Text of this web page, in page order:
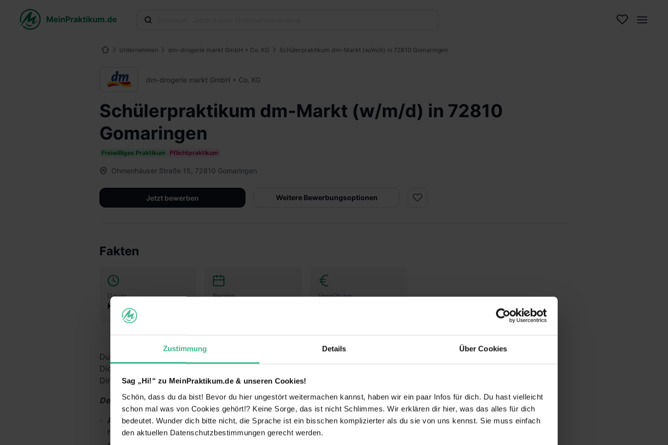
Zustimmung Details Über Cookies
Sag „Hi!“ zu MeinPraktikum.de & unseren Cookies!
Schön, dass du da bist! Bevor du hier ungestört weitermachen kannst, haben wir ein paar Infos für dich. Du hast vielleicht
schon mal was von Cookies gehört!? Keine Sorge, das ist nicht Schlimmes. Wir erklären dir hier, was das alles für dich
bedeutet. Wunder dich bitte nicht, die Sprache ist ein bisschen komplizierter als du sie von uns kennst. Sie muss einfach
den aktuellen Datenschutzbestimmungen gerecht werden.
Unternehmen dm-drogerie markt GmbH + Co. KG Schülerpraktikum dm-Markt (w/m/d) in 72810 Gomaringen
dm-drogerie markt GmbH + Co. KG
Schülerpraktikum dm-Markt (w/m/d) in 72810
Gomaringen
Freiwilliges Praktikum Pflichtpraktikum
Ohmenhäuser Straße 15, 72810 Gomaringen
Jetzt bewerben Weitere Bewerbungsoptionen
Fakten
Dauer
Keine Angabe
Beginn Vergütung
Du überlegst, ob der Beruf des Drogisten oder ein duales Studium BWL-Handel für
Dich das Richtige ist? Dann schnuppere in den Drogerie-Alltag hinein und mach
Dir Dein eigenes Bild – mit Deinem Schülerpraktikum (w/m/d) im dm-Markt.
Deine Aufgaben und Lerninhalte
Alltag im dm-Markt kennenlernen:Während Deines Praktikums schaust Du
hinter die Kulissen und erfährst, welche Aufgaben im Arbeitsalltag zu meistern